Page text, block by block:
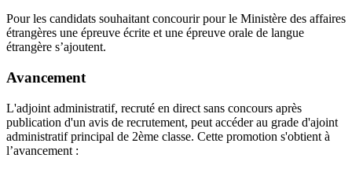
Pour les candidats souhaitant concourir pour le Ministère des affaires
étrangères une épreuve écrite et une épreuve orale de langue
étrangère s’ajoutent.
Avancement
L'adjoint administratif, recruté en direct sans concours après
publication d'un avis de recrutement, peut accéder au grade d'ajoint
administratif principal de 2ème classe. Cette promotion s'obtient à
l’avancement :